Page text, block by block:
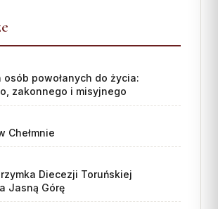
osób powołanych do życia:
zakonnego i misyjnego
Chełmnie
Diecezji Toruńskiej
Jasną Górę